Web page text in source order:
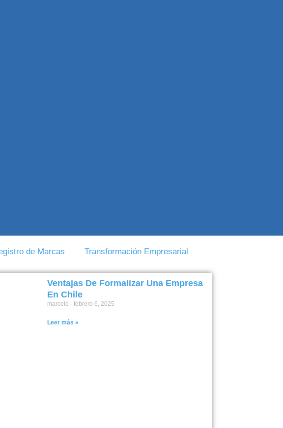
de Marcas Transformación Empresarial
Ventajas De Formalizar Una Empresa
En Chile
marcelo febrero 6, 2025
Leer más »